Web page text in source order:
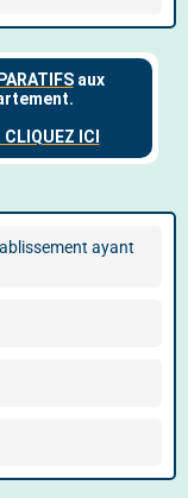
ayant